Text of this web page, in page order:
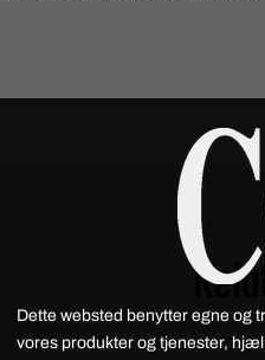
Dette websted benytter egne og
vores produkter og tjenester,